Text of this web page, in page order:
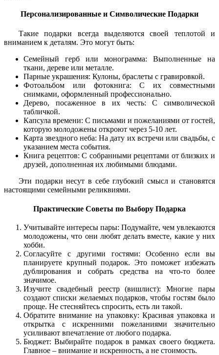
Персонализированные и Символические Подарки
Такие подарки всегда выделяются своей теплотой и
вниманием к деталям. Это могут быть:
Семейный герб или монограмма: Выполненные на
ткани, дереве или металле.
Парные украшения: Кулоны, браслеты с гравировкой.
Фотоальбом или фотокнига: С их совместными
снимками, оформленный профессионально.
Дерево, посаженное в их честь: С символической
табличкой.
Капсула времени: С письмами и пожеланиями от гостей,
которую молодожены откроют через 5-10 лет.
Карта звездного неба: На дату их встречи или свадьбы, с
указанием места события.
Книга рецептов: С собранными рецептами от близких и
друзей, дополненная их любимыми блюдами.
Эти подарки несут в себе глубокий смысл и становятся
настоящими семейными реликвиями.
Практические Советы по Выбору Подарка
Учитывайте интересы пары: Подумайте, чем увлекаются
молодожены, что они любят делать вместе, какие у них
хобби.
Согласуйте с другими гостями: Особенно если вы
планируете крупный подарок. Это поможет избежать
дублирования и собрать средства на что-то более
значимое.
Изучите свадебный реестр (вишлист): Многие пары
создают списки желаемых подарков, чтобы гостям было
проще. Не стесняйтесь спросить, есть ли такой.
Обратите внимание на упаковку: Красивая упаковка и
открытка с искренними пожеланиями значительно
усиливают впечатление от любого подарка.
Бюджет: Выбирайте подарок в рамках своего бюджета.
Главное – внимание и искренность, а не стоимость.